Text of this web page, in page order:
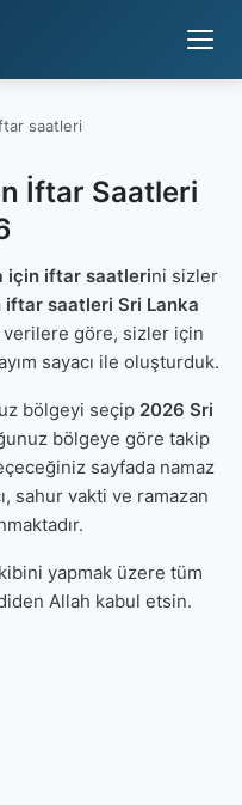
saatleri
İftar Saatleri
için iftar saatlerini sizler
iftar saatleri Sri Lanka
verilere göre, sizler için
sayacı ile oluşturduk.
bölgeyi seçip 2026 Sri
bölgeye göre takip
sayfada namaz
sahur vakti ve ramazan
yapmak üzere tüm
Allah kabul etsin.